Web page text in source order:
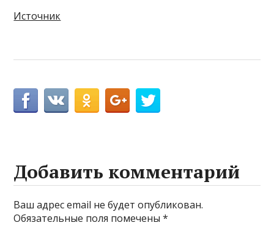
Источник
Добавить комментарий
Ваш адрес email не будет опубликован.
Обязательные поля помечены*